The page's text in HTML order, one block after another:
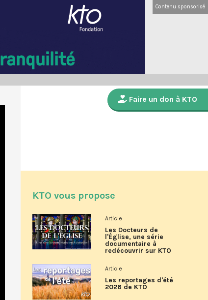
Contenu sponsorisé
Faire un don à KTO
KTO vous propose
Article
Les Docteurs de
l'Église, une série
documentaire à
redécouvrir sur KTO
Article
Les reportages d'été
2026 de KTO